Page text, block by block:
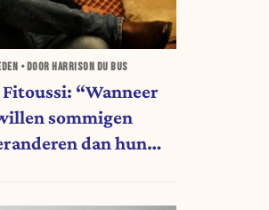
• DOOR HARRISON DU BUS
Fitoussi: “Wanneer
sommigen
dan hun